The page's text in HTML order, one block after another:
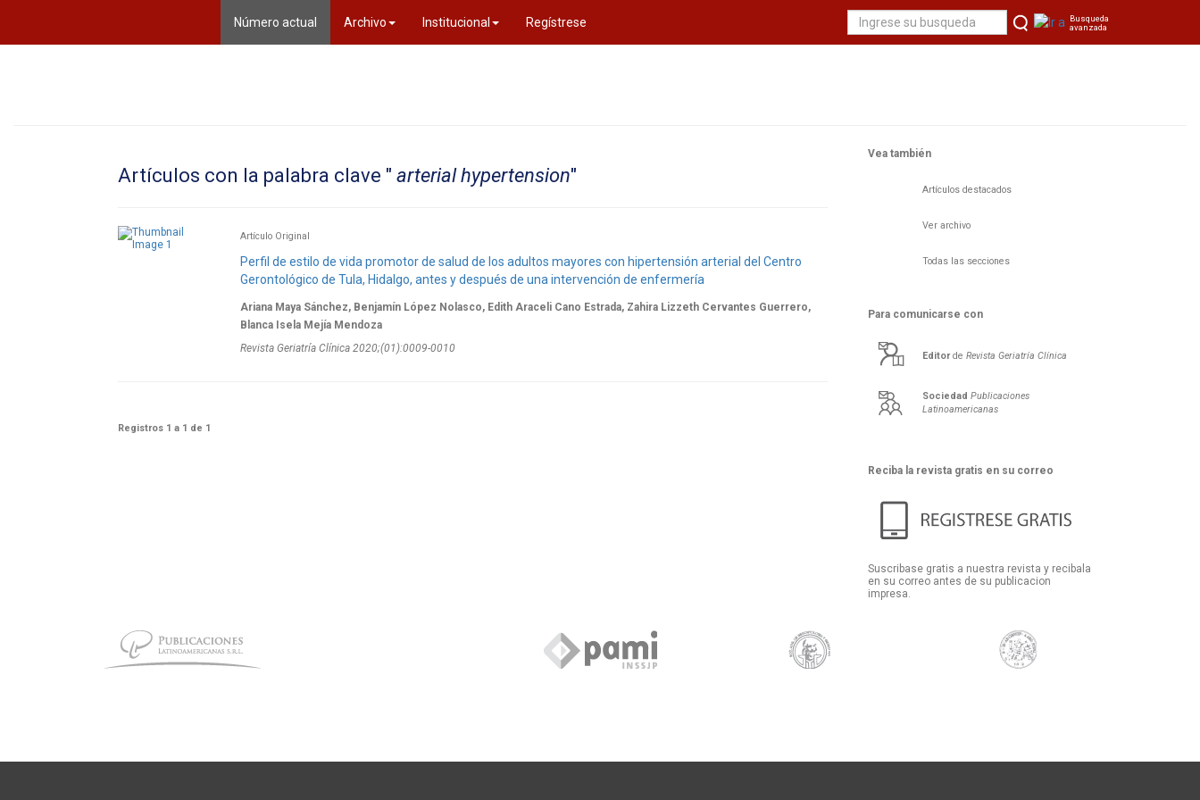
Número actual (current)Archivo Institucional Regístrese
Busqueda
avanzada
Artículos con la palabra clave " arterial hypertension"
Artículo Original
Perfil de estilo de vida promotor de salud de los adultos mayores con hipertensión arterial del Centro
Gerontológico de Tula, Hidalgo, antes y después de una intervención de enfermería
Ariana Maya Sánchez, Benjamín López Nolasco, Edith Araceli Cano Estrada, Zahira Lizzeth Cervantes Guerrero,
Blanca Isela Mejía Mendoza
Revista Geriatría Clí­nica 2020;(01):0009-0010
Registros 1 a 1 de 1
Vea también
Artículos destacados
Ver archivo
Todas las secciones
Para comunicarse con
Editorde Revista Geriatría Clí­nica
Sociedad Publicaciones
Latinoamericanas
Reciba la revista gratis en su correo
Suscribase gratis a nuestra revista y recibala
en su correo antes de su publicacion
impresa.